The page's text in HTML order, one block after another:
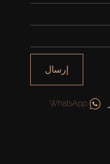
إرسال
WhatsApp